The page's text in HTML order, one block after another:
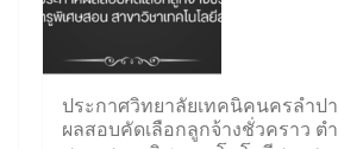
ประกาศวิทยาลัยเทคนิคนครลำปา
ผลสอบคัดเลือกลูกจ้างชั่วคราว ต